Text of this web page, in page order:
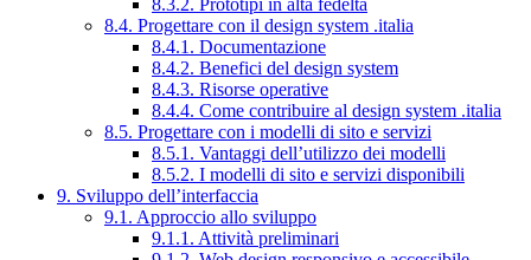
8.3.2. Prototipi in alta fedeltà
8.4. Progettare con il design system .italia
8.4.1. Documentazione
8.4.2. Benefici del design system
8.4.3. Risorse operative
8.4.4. Come contribuire al design system .italia
8.5. Progettare con i modelli di sito e servizi
8.5.1. Vantaggi dell’utilizzo dei modelli
8.5.2. I modelli di sito e servizi disponibili
9. Sviluppo dell’interfaccia
9.1. Approccio allo sviluppo
9.1.1. Attività preliminari